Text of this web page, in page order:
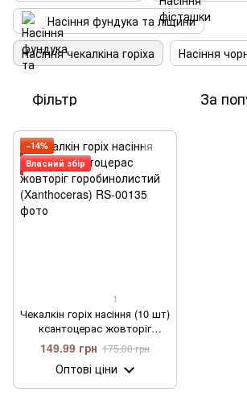
Насіння фундука та ліщини
Насіння чекалкіна горіха
Насіння
Фільтр За
−14%
Власний збір
1
Чекалкін горіх насіння (10 шт)
ксантоцерас жовторіг
горобинолистий (Xanthoceras)
149.99 грн 175.00 грн
Оптові ціни